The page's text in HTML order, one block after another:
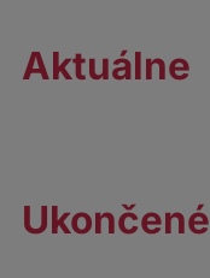
Aktuálne
Ukončené